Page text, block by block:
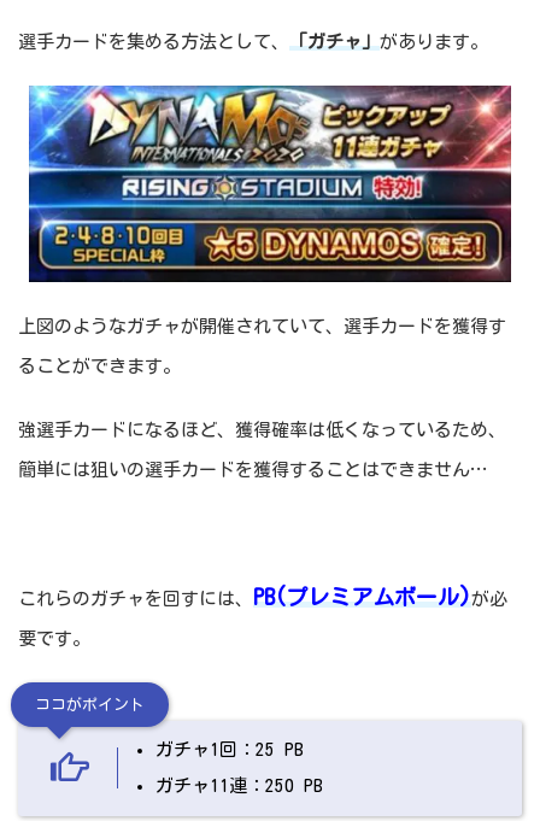
選手カードを集める方法として、 「ガチャ」があります。
上図のようなガチャが開催されていて、選手カードを獲得す
ることができます。
強選手カードになるほど、獲得確率は低くなっているため、
簡単には狙いの選手カードを獲得することはできません…
これらのガチャを回すには、 PB(プレミアムボール)が必
要です。
ココがポイント
ガチャ1回：25 PB
ガチャ11連：250 PB